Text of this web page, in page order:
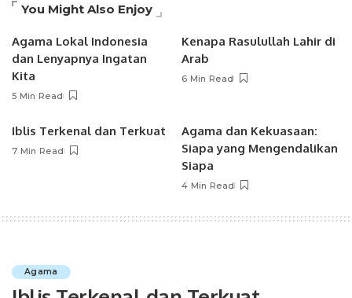
You Might Also Enjoy
Agama Lokal Indonesia
dan Lenyapnya Ingatan
Kita
5 Min Read
Kenapa Rasulullah Lahir di
Arab
6 Min Read
Iblis Terkenal dan Terkuat
7 Min Read
Agama dan Kekuasaan:
Siapa yang Mengendalikan
Siapa
4 Min Read
Agama